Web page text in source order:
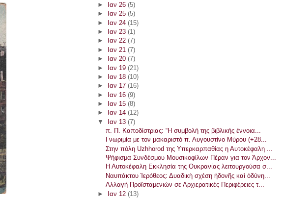
►
Ιαν 26 (5)
►
Ιαν 25 (5)
► Ιαν 24 (15)
►
Ιαν 23 (1)
►
Ιαν 22 (7)
►
Ιαν 21 (7)
►
Ιαν 20 (7)
► Ιαν 19 (21)
►
Ιαν 18 (10)
►
Ιαν 17 (16)
► Ιαν 16 (9)
►
Ιαν 15 (8)
►
Ιαν 14 (12)
▼ Ιαν 13 (7)
π. Π. Καποδίστριας: “Η συμβολή της βιβλικής έννοια...
Γνωριμία με τον μακαριστό π. Αυγουστίνο Μύρου (+28...
Στην πόλη Uzhhorod της Υπερκαρπαθίας η Αυτοκέφαλη ...
Ψήφισμα Συνδέσμου Μουσικοφίλων Πέραν για τον Άρχον...
Η Αυτοκέφαλη Εκκλησία της Ουκρανίας λειτουργούσα σ...
Ναυπάκτου Ἱερόθεος: Δυαδικὴ σχέση ἡδονῆς καὶ ὀδύνη...
Αλλαγή Προϊσταμενιών σε Αρχιερατικές Περιφέρειες τ...
► Ιαν 12 (13)